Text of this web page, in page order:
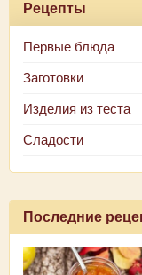
Рецепты
Первые блюда
Заготовки
Изделия из теста
Сладости
Последние